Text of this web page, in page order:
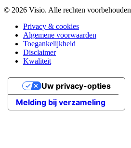
© 2026 Visio. Alle rechten voorbehouden
Privacy & cookies
Algemene voorwaarden
Toegankelijkheid
Disclaimer
Kwaliteit
Melding bij verzameling
Uw privacy-opties